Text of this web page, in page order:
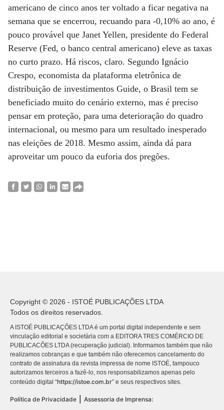
americano de cinco anos ter voltado a ficar negativa na
semana que se encerrou, recuando para -0,10% ao ano, é
pouco provável que Janet Yellen, presidente do Federal
Reserve (Fed, o banco central americano) eleve as taxas
no curto prazo. Há riscos, claro. Segundo Ignácio
Crespo, economista da plataforma eletrônica de
distribuição de investimentos Guide, o Brasil tem se
beneficiado muito do cenário externo, mas é preciso
pensar em proteção, para uma deterioração do quadro
internacional, ou mesmo para um resultado inesperado
nas eleições de 2018. Mesmo assim, ainda dá para
aproveitar um pouco da euforia dos pregões.
Copyright © 2026 - ISTOÉ PUBLICAÇÕES LTDA
Todos os direitos reservados.
A ISTOÉ PUBLICAÇÕES LTDA é um portal digital independente e sem
vinculação editorial e societária com a EDITORA TRES COMÉRCIO DE
PUBLICACÕES LTDA (recuperação judicial). Informamos também que não
realizamos cobranças e que também não oferecemos cancelamento do
contrato de assinatura da revista impressa de nome ISTOÉ, tampouco
autorizamos terceiros a fazê-lo, nos responsabilizamos apenas pelo
conteúdo digital “https://istoe.com.br” e seus respectivos sites.
Política de Privacidade
Assessoria de Imprensa: